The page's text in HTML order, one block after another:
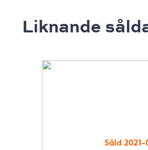
Liknande
Såld